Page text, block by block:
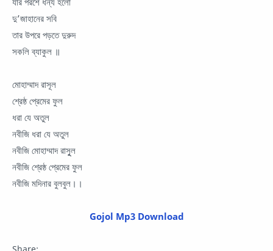
দু’জাহানের সবি
তার উপরে পড়তে দুরুদ
সকলি ব্যাকুল ॥
মোহাম্মাদ রাসূল
শ্রেষ্ঠ প্রেমের ফুল
ধরা যে অতুল
নবীজি ধরা যে অতুল
নবীজি মোহাম্মাদ রাসূুল
নবীজি শ্রেষ্ঠ প্রেমের ফুল
নবীজি মদিনার বুলবুল।।
Gojol Mp3 Download